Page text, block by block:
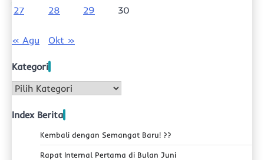
27
28 29 30
« Agu Okt »
Kategori
Kategori
Index Berita
Kembali dengan Semangat Baru! ??
Rapat Internal Pertama di Bulan Juni